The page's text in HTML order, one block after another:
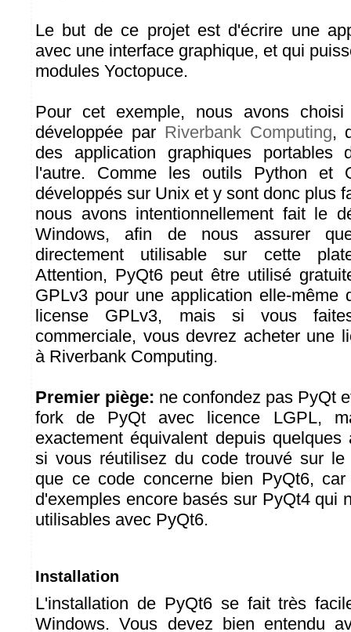
Le but de ce projet est d'écrire une
avec une interface graphique, et qui
modules Yoctopuce.
Pour cet exemple, nous avons
développée par Riverbank Computing,
des application graphiques portables
l'autre. Comme les outils Python et
développés sur Unix et y sont donc plus
nous avons intentionnellement fait le
Windows, afin de nous assurer
directement utilisable sur cette
Attention, PyQt6 peut être utilisé
GPLv3 pour une application elle-même
license GPLv3, mais si vous
commerciale, vous devrez acheter une
à Riverbank Computing.
Premier piège: ne confondez pas PyQt
fork de PyQt avec licence LGPL,
exactement équivalent depuis
si vous réutilisez du code trouvé sur le
que ce code concerne bien PyQt6,
d'exemples encore basés sur PyQt4 qui
utilisables avec PyQt6.
Installation
L'installation de PyQt6 se fait très
Windows. Vous devez bien entendu